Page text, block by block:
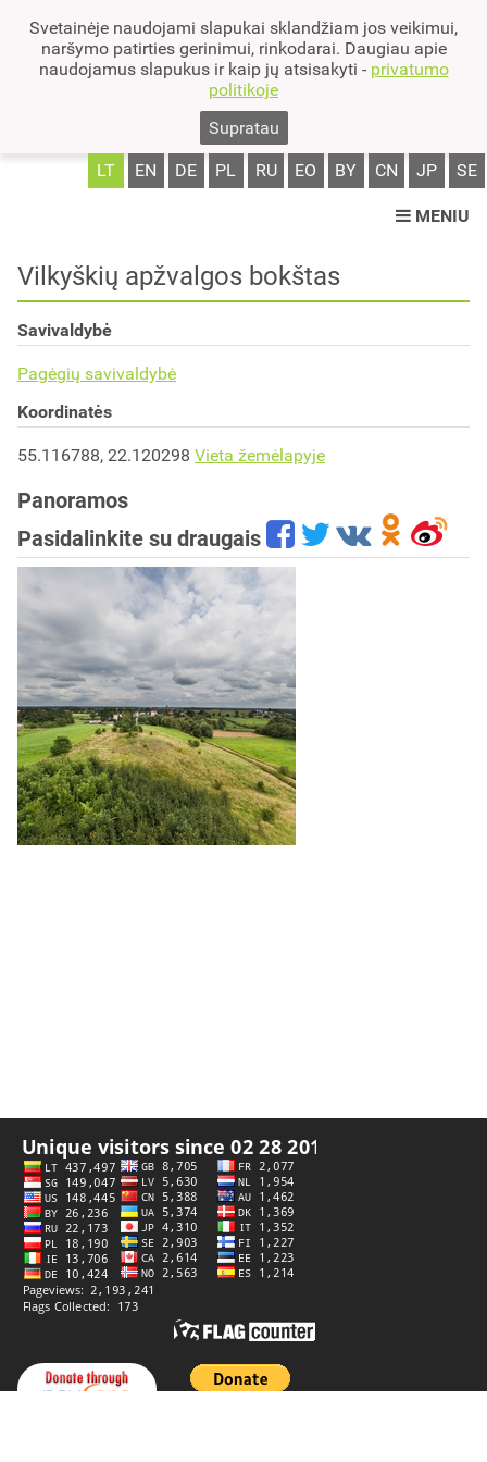
Svetainėje naudojami slapukai sklandžiam jos veikimui,
naršymo patirties gerinimui, rinkodarai. Daugiau apie
naudojamus slapukus ir kaip jų atsisakyti - privatumo
politikoje
Supratau
LT EN DE PL RU EO BY CN JP SE
MENIU
Vilkyškių apžvalgos bokštas
Savivaldybė
Pagėgių savivaldybė
Koordinatės
55.116788, 22.120298 Vieta žemėlapyje
Panoramos
Pasidalinkite su draugais